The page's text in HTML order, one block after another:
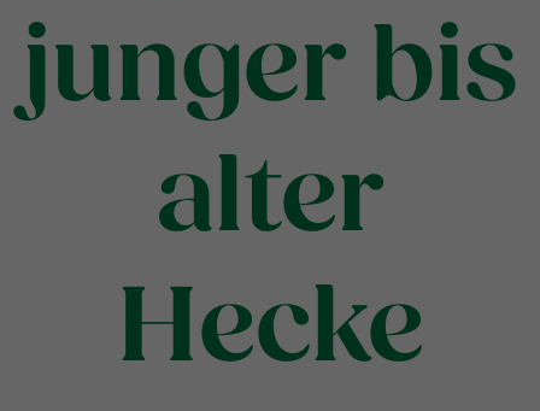
junger bis
alter
Hecke